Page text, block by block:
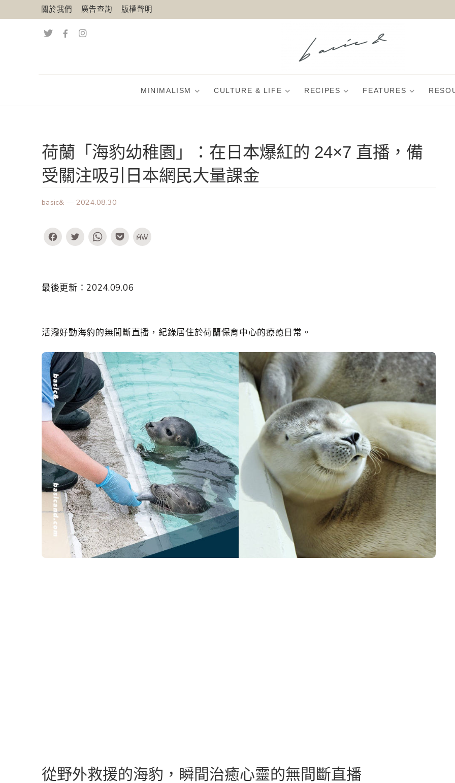
關於我們 廣告查詢 版權聲明
MINIMALISM CULTURE & LIFE RECIPES FEATURES
荷蘭「海豹幼稚園」：在日本爆紅的 24×7 直播，備
受關注吸引日本網民大量課金
basic& — 2024.08.30
FacebookTwitterWhatsApp
Pocket
最後更新：2024.09.06
活潑好動海豹的無間斷直播，紀錄居住於荷蘭保育中心的療癒日常。
從野外救援的海豹，瞬間治癒心靈的無間斷直播